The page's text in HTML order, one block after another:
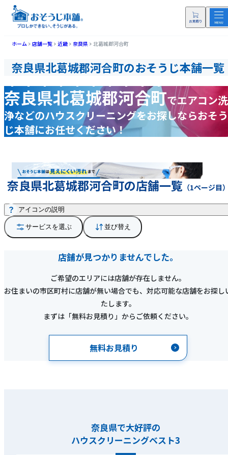
ホーム 店舗一覧 近畿 奈良県 北葛城郡河合町
奈良県北葛城郡河合町のおそうじ本舗一覧
奈良県北葛城郡河合町でエアコン洗
浄などのハウスクリーニングをお探しならおそう
じ本舗にお任せください！
奈良県北葛城郡河合町の店舗一覧 （1ページ目
サービスを選ぶ 並び替え
アイコンの説明
店舗が見つかりませんでした。
ご希望のエリアには店舗が存在しません。
お住まいの市区町村に店舗が無い場合でも、対応可能な店舗をお探し
たします。
まずは「無料お見積り」からご依頼ください。
無料お見積り
奈良県で大好評の
ハウスクリーニングベスト3